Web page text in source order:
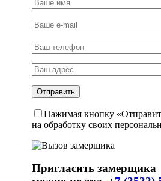
Нажимая кнопку
на обработку своих
Пригласить замерщика